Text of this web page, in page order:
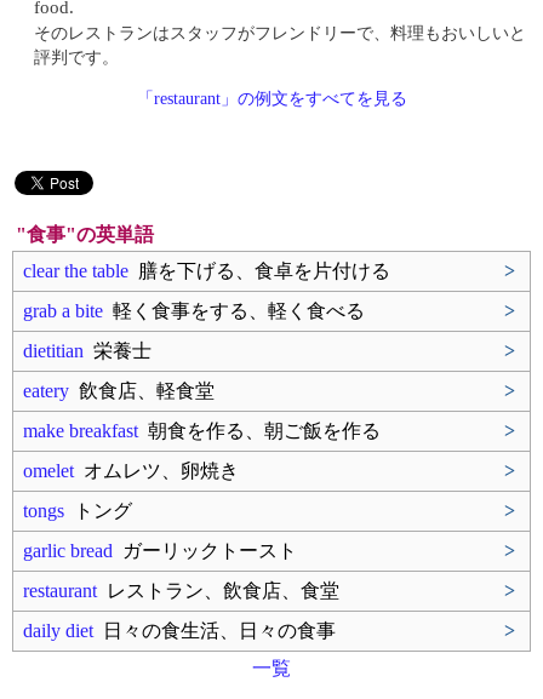
food.
そのレストランはスタッフがフレンドリーで、料理もおいしいと
評判です。
「restaurant」の例文をすべてを見る
"食事"の英単語
clear the table 膳を下げる、食卓を片付ける
>
grab a bite 軽く食事をする、軽く食べる
>
dietitian 栄養士
>
eatery 飲食店、軽食堂
>
make breakfast 朝食を作る、朝ご飯を作る
>
omelet オムレツ、卵焼き
>
tongs トング
>
garlic bread ガーリックトースト
>
restaurant レストラン、飲食店、食堂
>
daily diet 日々の食生活、日々の食事
>
一覧